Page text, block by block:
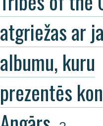
atgriežas ar
albumu, kuru
prezentēs